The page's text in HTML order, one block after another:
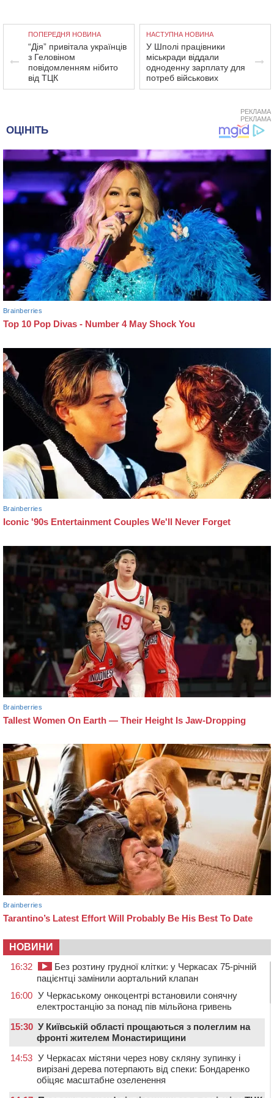
ПОПЕРЕДНЯ НОВИНА
“Дія” привітала українців
з Геловіном
повідомленням нібито
від ТЦК
НАСТУПНА НОВИНА
У Шполі працівники
міськради віддали
одноденну зарплату для
потреб військових
РЕКЛАМА
РЕКЛАМА
НОВИНИ
16:32
Без розтину грудної клітки: у Черкасах 75-річній
пацієнтці замінили аортальний клапан
16:00 У Черкаському онкоцентрі встановили сонячну
електростанцію за понад пів мільйона гривень
15:30 У Київській області прощаються з полеглим на
фронті жителем Монастирищини
14:53 У Черкасах містяни через нову скляну зупинку і
вирізані дерева потерпають від спеки: Бондаренко
обіцяє масштабне озеленення